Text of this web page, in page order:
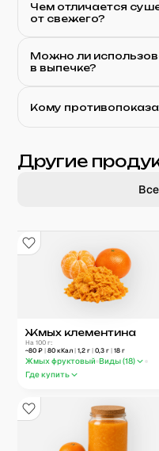
Чем отличается
от свежего?
Можно ли
в выпечке?
Кому
Другие
Жмых клементина
На 100 г:
~80 ₽| 80 кКал| 1,2 г| 0,3 г| 18 г
Жмых фруктовый Виды (18)
Где купить